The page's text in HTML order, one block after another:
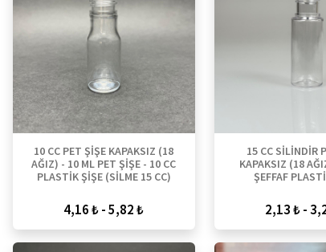
10 CC PET ŞİŞE KAPAKSIZ (18
AĞIZ) - 10 ML PET ŞİŞE - 10 CC
PLASTİK ŞİŞE (SİLME 15 CC)
4,16 ₺ - 5,82 ₺
15 CC SİLİNDİR
KAPAKSIZ (18
ŞEFFAF
2,13 ₺ -